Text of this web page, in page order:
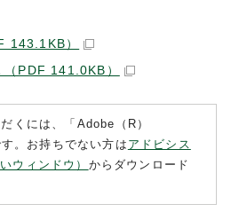
143.1KB）
PDF 141.0KB）
くには、「Adobe（R）
。お持ちでない方は アドビシス
ウィンドウ） からダウンロード